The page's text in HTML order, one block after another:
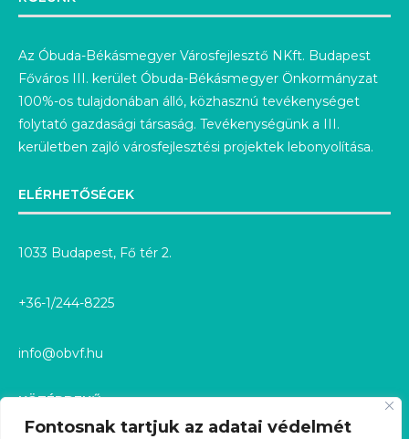
Fontosnak tartjuk az adatai védelmét
Az Óbuda-Békásmegyer Városfejlesztő NKft. Budapest
Főváros III. kerület Óbuda-Békásmegyer Önkormányzat
100%-os tulajdonában álló, közhasznú tevékenységet
folytató gazdasági társaság. Tevékenységünk a III.
kerületben zajló városfejlesztési projektek lebonyolítása.
ELÉRHETŐSÉGEK
1033 Budapest, Fő tér 2.
+36-1/244-8225
info@obvf.hu
KÖZÉRDEKŰ